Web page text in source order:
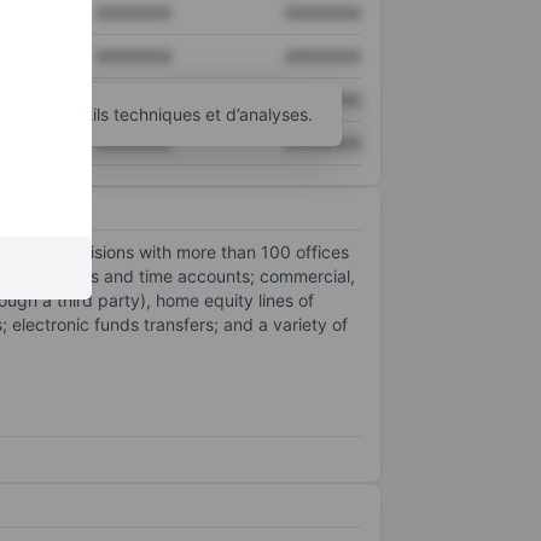
XXXXXXX XXXXXXX
outils techniques et d’analyses.
divisions with more than 100 offices
savings and time accounts; commercial,
a third party), home equity lines of
electronic funds transfers; and a variety of